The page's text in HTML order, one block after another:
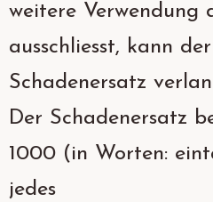
weitere Verwendung
ausschliesst, kann
Schadenersatz
Der Schadenersatz
1000 (in Worten:
jedes